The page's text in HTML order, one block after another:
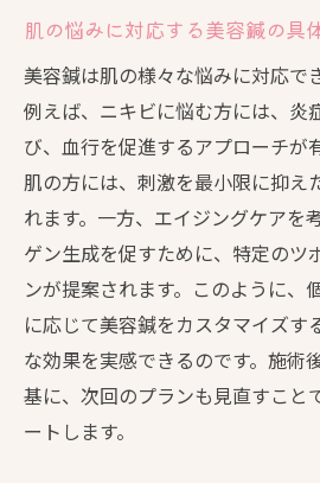
肌の悩みに対応する美容鍼の具
美容鍼は肌の様々な悩みに対応で
例えば、ニキビに悩む方には、炎
び、血行を促進するアプローチが
肌の方には、刺激を最小限に抑え
れます。一方、エイジングケアを
ゲン生成を促すために、特定のツ
ンが提案されます。このように、
に応じて美容鍼をカスタマイズす
な効果を実感できるのです。施術
基に、次回のプランも見直すこと
ートします。